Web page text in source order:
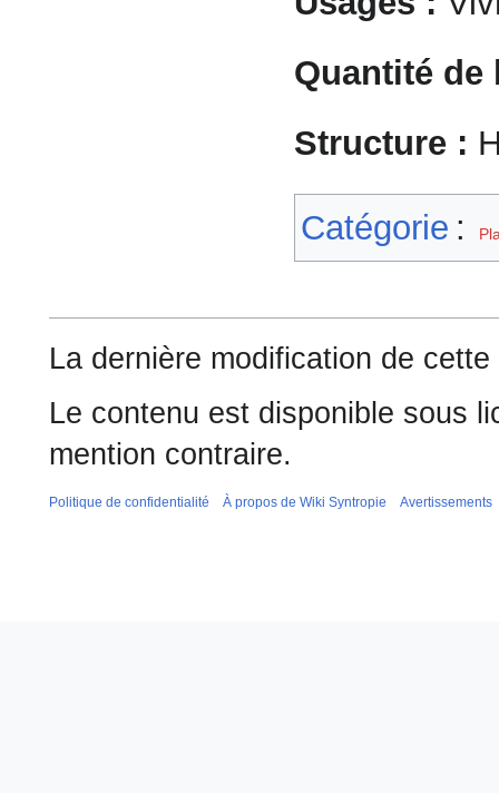
Quantité de
Structure :
Catégorie :
La dernière modification de
Le contenu est disponible sous
mention contraire.
Politique de confidentialité À propos de Wiki Syntropie Avertissements